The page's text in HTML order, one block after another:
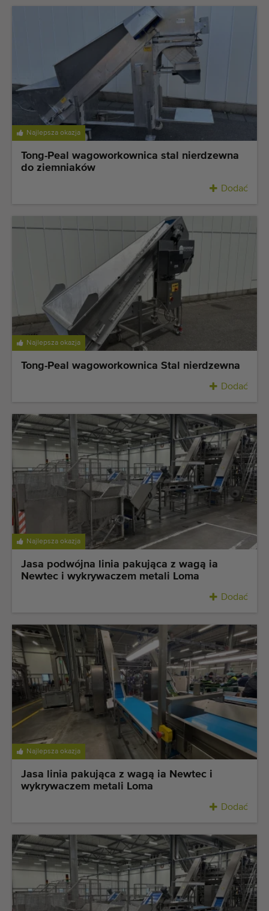
Najlepsza okazja
Tong-Peal wagoworkownica stal nierdzewna
do ziemniaków
Dodać
Najlepsza okazja
Tong-Peal wagoworkownica Stal nierdzewna
Dodać
Najlepsza okazja
Jasa podwójna linia pakująca z wagą ia
Newtec i wykrywaczem metali Loma
Dodać
Najlepsza okazja
Jasa linia pakująca z wagą ia Newtec i
wykrywaczem metali Loma
Dodać